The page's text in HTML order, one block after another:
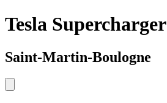
Tesla Supercharger
Saint-Martin-Boulogne